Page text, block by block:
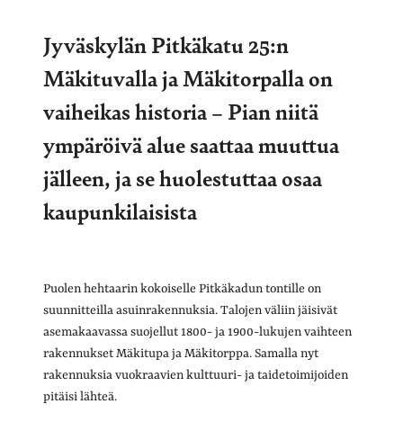
Jyväskylän Pitkäkatu 25:n
Mäkituvalla ja Mäkitorpalla on
vaiheikas historia – Pian niitä
ympäröivä alue saattaa muuttua
jälleen, ja se huolestuttaa osaa
kaupunkilaisista
Puolen hehtaarin kokoiselle Pitkäkadun tontille on
suunnitteilla asuinrakennuksia. Talojen väliin jäisivät
asemakaavassa suojellut 1800- ja 1900-lukujen vaihteen
rakennukset Mäkitupa ja Mäkitorppa. Samalla nyt
rakennuksia vuokraavien kulttuuri- ja taidetoimijoiden
pitäisi lähteä.